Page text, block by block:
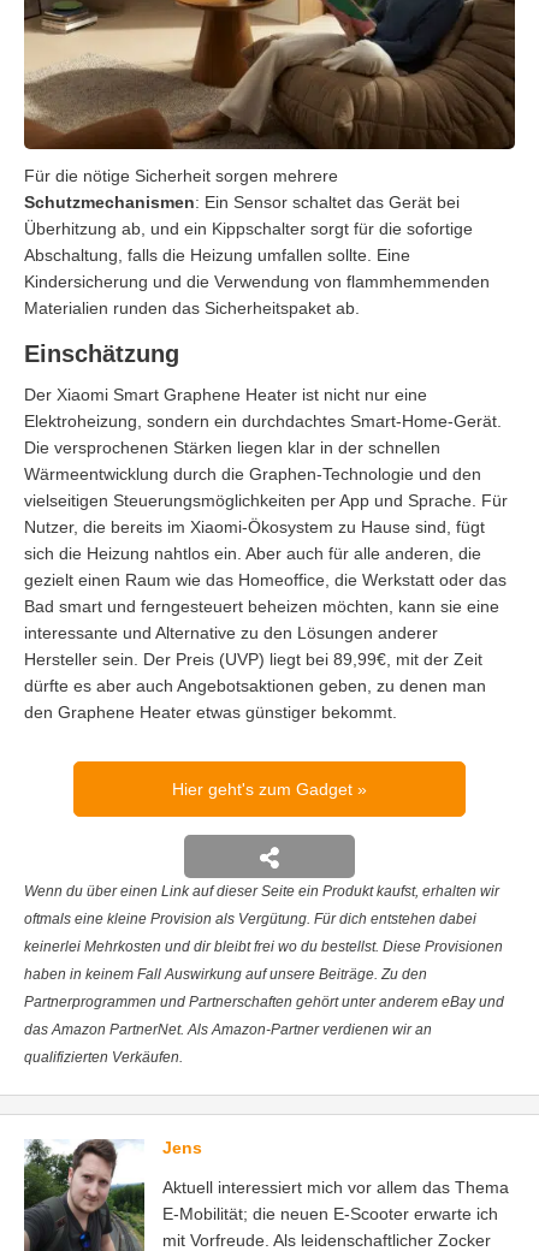
Für die nötige Sicherheit sorgen mehrere
Schutzmechanismen: Ein Sensor schaltet das Gerät bei
Überhitzung ab, und ein Kippschalter sorgt für die sofortige
Abschaltung, falls die Heizung umfallen sollte. Eine
Kindersicherung und die Verwendung von flammhemmenden
Materialien runden das Sicherheitspaket ab.
Einschätzung
Der Xiaomi Smart Graphene Heater ist nicht nur eine
Elektroheizung, sondern ein durchdachtes Smart-Home-Gerät.
Die versprochenen Stärken liegen klar in der schnellen
Wärmeentwicklung durch die Graphen-Technologie und den
vielseitigen Steuerungsmöglichkeiten per App und Sprache. Für
Nutzer, die bereits im Xiaomi-Ökosystem zu Hause sind, fügt
sich die Heizung nahtlos ein. Aber auch für alle anderen, die
gezielt einen Raum wie das Homeoffice, die Werkstatt oder das
Bad smart und ferngesteuert beheizen möchten, kann sie eine
interessante und Alternative zu den Lösungen anderer
Hersteller sein. Der Preis (UVP) liegt bei 89,99€, mit der Zeit
dürfte es aber auch Angebotsaktionen geben, zu denen man
den Graphene Heater etwas günstiger bekommt.
Hier geht's zum Gadget
Wenn du über einen Link auf dieser Seite ein Produkt kaufst, erhalten wir
oftmals eine kleine Provision als Vergütung. Für dich entstehen dabei
keinerlei Mehrkosten und dir bleibt frei wo du bestellst. Diese Provisionen
haben in keinem Fall Auswirkung auf unsere Beiträge. Zu den
Partnerprogrammen und Partnerschaften gehört unter anderem eBay und
das Amazon PartnerNet. Als Amazon-Partner verdienen wir an
qualifizierten Verkäufen.
Jens
Aktuell interessiert mich vor allem das Thema
E-Mobilität; die neuen E-Scooter erwarte ich
mit Vorfreude. Als leidenschaftlicher Zocker